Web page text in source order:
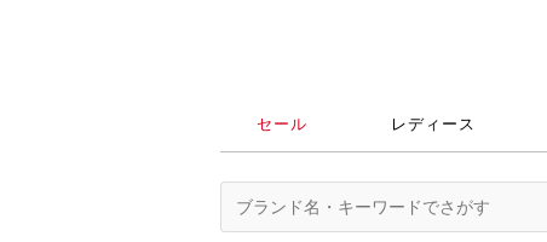
セール レディース